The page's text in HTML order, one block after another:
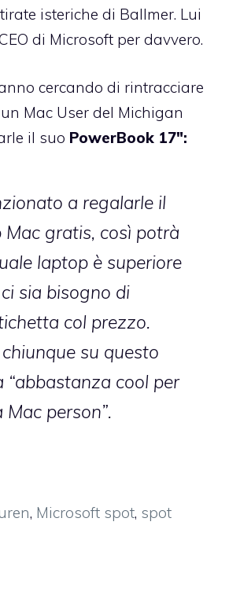
isteriche di Ballmer. Lui
di Microsoft per davvero.
cercando di rintracciare
Mac User del Michigan
il suo PowerBook 17″:
a regalarle il
gratis, così potrà
laptop è superiore
sia bisogno di
col prezzo.
su questo
“abbastanza cool per
Mac person”.
, Microsoft spot, spot